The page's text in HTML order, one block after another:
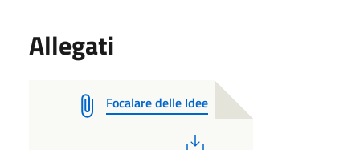
Allegati
Focalare delle Idee